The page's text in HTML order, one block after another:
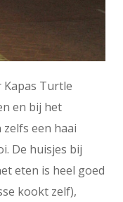
Kapas Turtle
en bij het
een haai
De huisjes bij
eten is heel goed
kookt zelf),